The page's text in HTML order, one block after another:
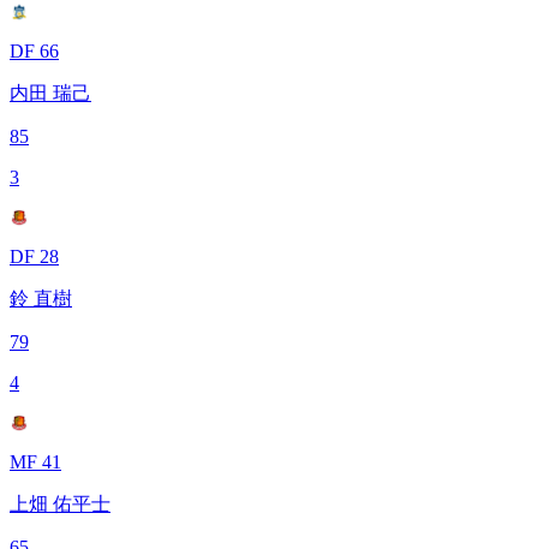
DF 66
内田 瑞己
85
3
DF 28
鈴 直樹
79
4
MF 41
上畑 佑平士